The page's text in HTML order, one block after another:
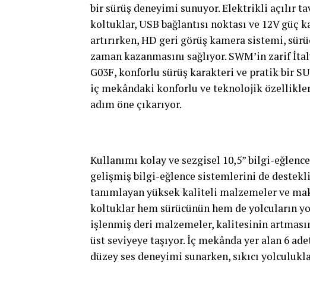
bir sürüş deneyimi sunuyor. Elektrikli açılır
koltuklar, USB bağlantısı noktası ve 12V
artırırken, HD geri görüş kamera sistemi,
zaman kazanmasını sağlıyor. SWM’in zarif
G03F, konforlu sürüş karakteri ve pratik bir
iç mekândaki konforlu ve teknolojik
adım öne çıkarıyor.
Kullanımı kolay ve sezgisel 10,5” bilgi-
gelişmiş bilgi-eğlence sistemlerini de
tanımlayan yüksek kaliteli malzemeler ve
koltuklar hem sürücünün hem de yolcuların
işlenmiş deri malzemeler, kalitesinin
üst seviyeye taşıyor. İç mekânda yer alan 6
düzey ses deneyimi sunarken, sıkıcı